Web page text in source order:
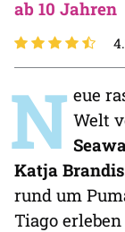
ab 10 Jahren
N eue
Welt
Katja Brandis
rund um
Tiago